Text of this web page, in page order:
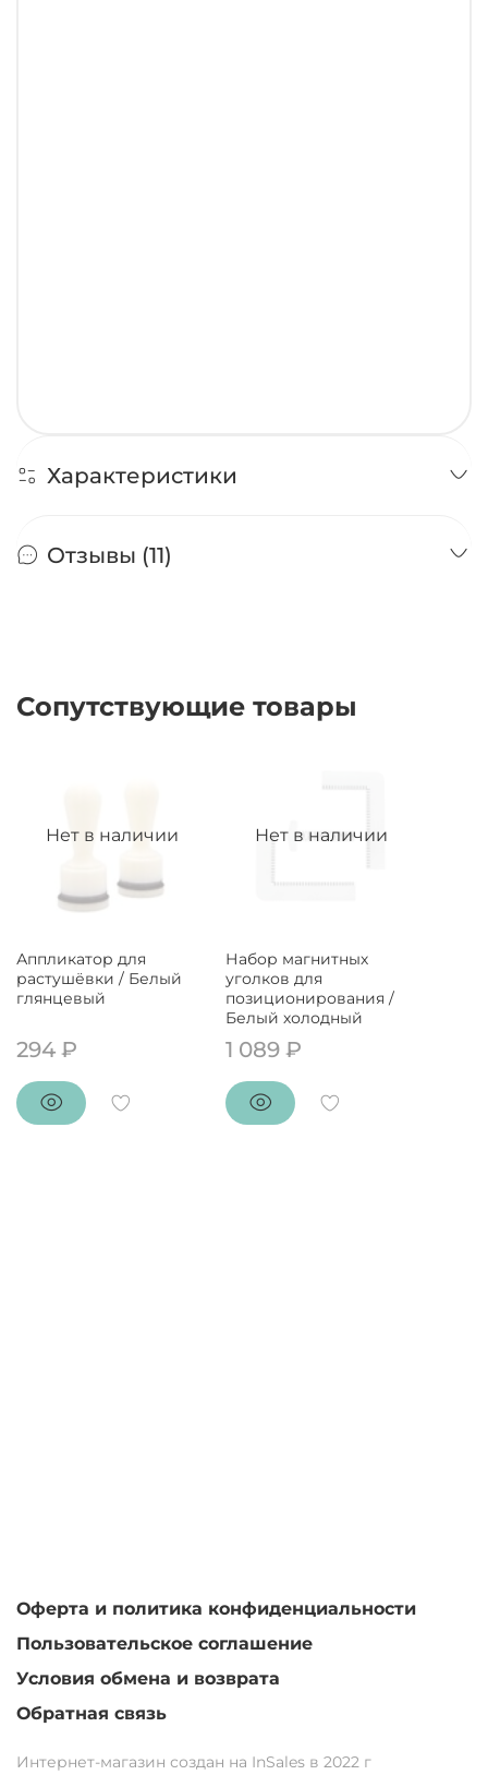
Характеристики
Отзывы (11)
Сопутствующие товары
Нет в наличии
Аппликатор для
растушёвки / Белый
глянцевый
294 ₽
Нет в наличии
Набор магнитных
уголков для
позиционирования /
Белый холодный
1 089 ₽
Оферта и политика конфиденциальности
Пользовательское соглашение
Условия обмена и возврата
Обратная связь
Интернет-магазин создан на InSales в 2022 г